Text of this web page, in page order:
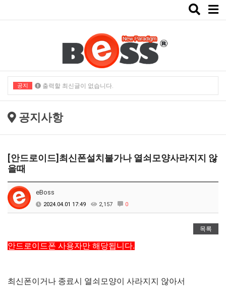
Toggle
공지 출력할 최신글이 없습니다.
공지사항
[안드로이드]최신폰설치불가나 열쇠모양사라지지 않
을때
eBoss
2024.04.01 17:49 2,157 0
목록
안드로이드폰 사용자만 해당됩니다.
최신폰이거나 종료시 열쇠모양이 사라지지 않아서